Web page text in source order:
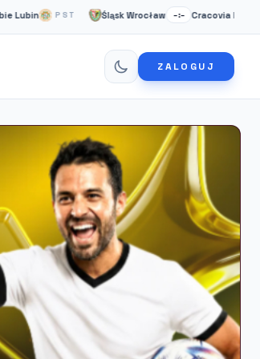
PST Śląsk Wrocław –:– Cracovia Krakow
ZALOGUJ